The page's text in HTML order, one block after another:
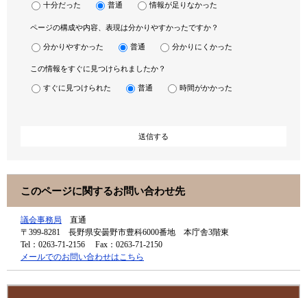
十分だった 普通 情報が足りなかった
ページの構成や内容、表現は分かりやすかったですか？
分かりやすかった 普通 分かりにくかった
この情報をすぐに見つけられましたか？
すぐに見つけられた 普通 時間がかかった
このページに関するお問い合わせ先
議会事務局
直通
〒399-8281
長野県安曇野市豊科6000番地 本庁舎3階東
Tel：0263-71-2156
Fax：0263-71-2150
メールでのお問い合わせはこちら